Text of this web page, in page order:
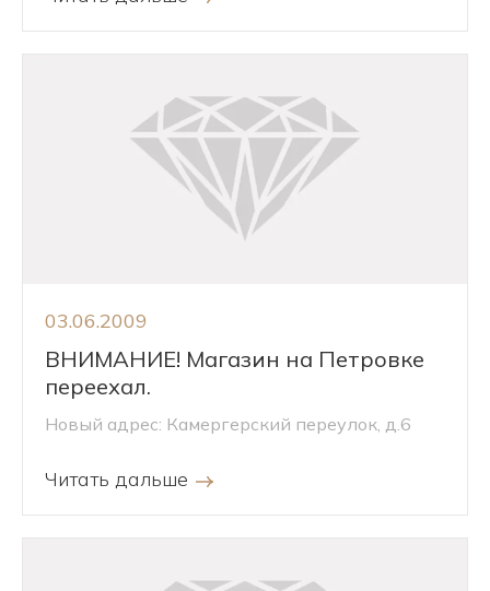
03.06.2009
ВНИМАНИЕ! Магазин на Петровке
переехал.
Новый адрес: Камергерский переулок, д.6
Читать дальше